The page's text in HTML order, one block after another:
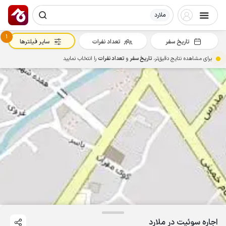
ملارد
اجاره سوئیت در ملارد
تاریخ سفر تعداد نفرات
1
سایر فیلترها
برای مشاهده نتایج دقیق‌تر، تاریخ سفرو تعداد نفراترا انتخاب نمایید